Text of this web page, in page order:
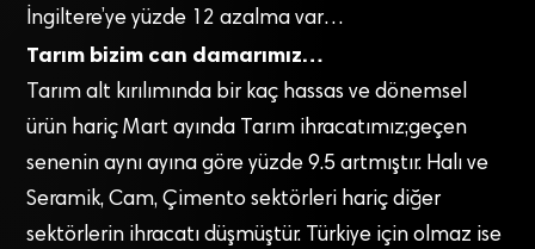
İngiltere’ye yüzde 12 azalma var…
Tarım bizim can damarımız…
Tarım alt kırılımında bir kaç hassas ve dönemsel
ürün hariç Mart ayında Tarım ihracatımız;geçen
senenin aynı ayına göre yüzde 9.5 artmıştır. Halı ve
Seramik, Cam, Çimento sektörleri hariç diğer
sektörlerin ihracatı düşmüştür. Türkiye için olmaz ise